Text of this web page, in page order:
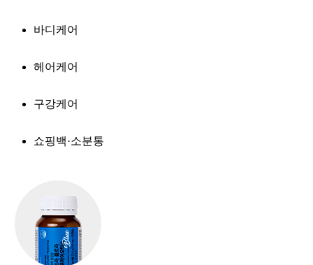
바디케어
헤어케어
구강케어
쇼핑백·소분통